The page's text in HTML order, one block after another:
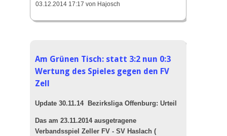
Silvester-Cup Niederlage
gegen
03.12.2014 17:17 von Hajosch
Am Grünen Tisch: statt 3:2 nun 0:3
Wertung des Spieles gegen den FV
Zell
Update 30.11.14 Bezirksliga Offenburg: Urteil
Das am 23.11.2014 ausgetragene
Verbandsspiel Zeller FV - SV Haslach (